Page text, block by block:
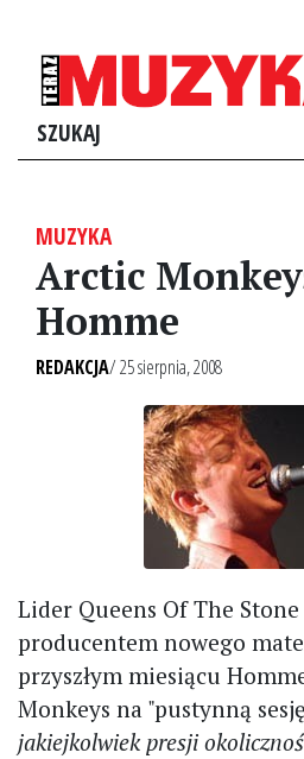
SZUKAJ
MUZYKA
Arctic
Homme
REDAKCJA/ 25 sierpnia, 2008
Lider Queens Of The
producentem nowego
przyszłym miesiącu
Monkeys na "pustynną
jakiejkolwiek presji